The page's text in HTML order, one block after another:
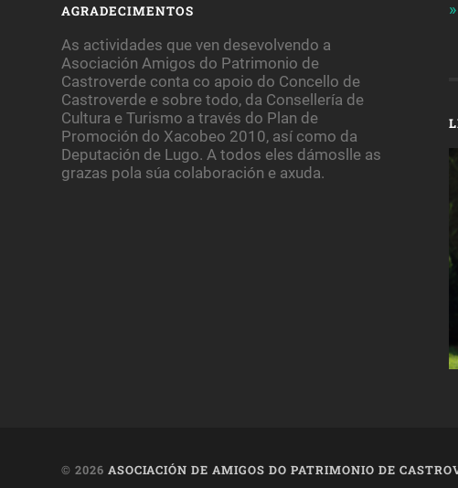
AGRADECIMENTOS
As actividades que ven desevolvendo a
Asociación Amigos do Patrimonio de
Castroverde conta co apoio do Concello de
Castroverde e sobre todo, da Consellería de
Cultura e Turismo a través do Plan de
Promoción do Xacobeo 2010, así como da
Deputación de Lugo. A todos eles dámoslle as
grazas pola súa colaboración e axuda.
© 2026ASOCIACIÓN DE AMIGOS DO PATRIMONIO DE